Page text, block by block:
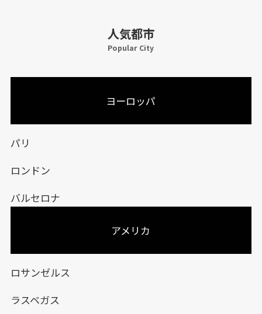
人気都市
Popular City
ヨーロッパ
パリ
ロンドン
バルセロナ
アメリカ
ロサンゼルス
ラスベガス